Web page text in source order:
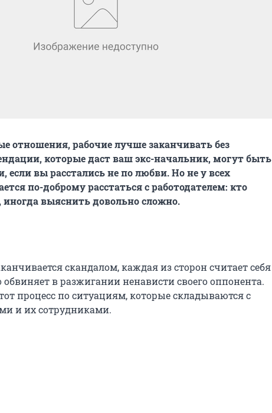
отношения, рабочие лучше заканчивать без
которые даст ваш экс-начальник, могут быть
вы расстались не по любви. Но не у всех
по-доброму расстаться с работодателем: кто
иногда выяснить довольно сложно.
скандалом, каждая из сторон считает себя
в разжигании ненависти своего оппонента.
процесс по ситуациям, которые складываются с
и их сотрудниками.